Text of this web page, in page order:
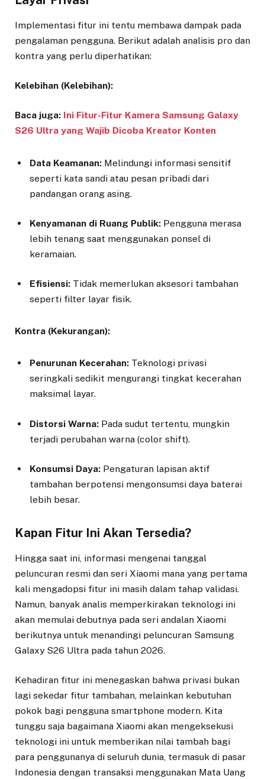
Implementasi fitur ini tentu membawa dampak pada
pengalaman pengguna. Berikut adalah analisis pro dan
kontra yang perlu diperhatikan:
Kelebihan (Kelebihan):
Baca juga: Ini Fitur-Fitur Kamera Samsung Galaxy
S26 Ultra yang Wajib Dicoba Kreator Konten
Data Keamanan: Melindungi informasi sensitif
seperti kata sandi atau pesan pribadi dari
pandangan orang asing.
Kenyamanan di Ruang Publik: Pengguna merasa
lebih tenang saat menggunakan ponsel di
keramaian.
Efisiensi: Tidak memerlukan aksesori tambahan
seperti filter layar fisik.
Kontra (Kekurangan):
Penurunan Kecerahan: Teknologi privasi
seringkali sedikit mengurangi tingkat kecerahan
maksimal layar.
Distorsi Warna: Pada sudut tertentu, mungkin
terjadi perubahan warna (color shift).
Konsumsi Daya: Pengaturan lapisan aktif
tambahan berpotensi mengonsumsi daya baterai
lebih besar.
Kapan Fitur Ini Akan Tersedia?
Hingga saat ini, informasi mengenai tanggal
peluncuran resmi dan seri Xiaomi mana yang pertama
kali mengadopsi fitur ini masih dalam tahap validasi.
Namun, banyak analis memperkirakan teknologi ini
akan memulai debutnya pada seri andalan Xiaomi
berikutnya untuk menandingi peluncuran Samsung
Galaxy S26 Ultra pada tahun 2026.
Kehadiran fitur ini menegaskan bahwa privasi bukan
lagi sekedar fitur tambahan, melainkan kebutuhan
pokok bagi pengguna smartphone modern. Kita
tunggu saja bagaimana Xiaomi akan mengeksekusi
teknologi ini untuk memberikan nilai tambah bagi
para penggunanya di seluruh dunia, termasuk di pasar
Indonesia dengan transaksi menggunakan Mata Uang